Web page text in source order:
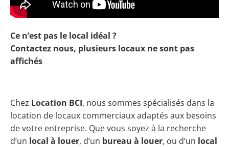
Ce n’est pas le local idéal ?
Contactez nous, plusieurs locaux ne sont pas
affichés
Chez Location BCI, nous sommes spécialisés dans la
location de locaux commerciaux adaptés aux besoins
de votre entreprise. Que vous soyez à la recherche
d’un local à louer, d’un bureau à louer, ou d’un local